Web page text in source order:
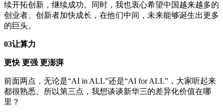
续开拓创新，继续成功。同时，我也衷心希望中国越来越多的
创业者、创新者加快成长，在他们中间，未来能够诞生出更多
的巨头。
03让算力
更快 更强 更澎湃
前面两点，无论是“AI in ALL”还是“AI for ALL”，大家听起来
都很熟悉。所以第三点，我想谈谈新华三的差异化价值在哪
里？